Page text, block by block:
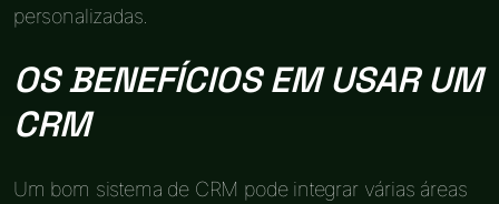
personalizadas.
OS BENEFÍCIOS EM USAR UM
CRM
Um bom sistema de CRM pode integrar várias áreas